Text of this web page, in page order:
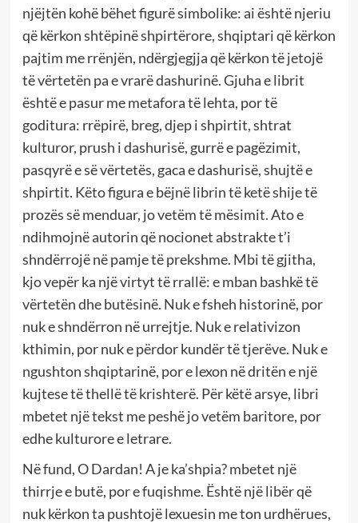
njëjtën kohë bëhet figurë simbolike: ai është njeriu
që kërkon shtëpinë shpirtërore, shqiptari që kërkon
pajtim me rrënjën, ndërgjegjja që kërkon të jetojë
të vërtetën pa e vrarë dashurinë. Gjuha e librit
është e pasur me metafora të lehta, por të
goditura: rrëpirë, breg, djep i shpirtit, shtrat
kulturor, prush i dashurisë, gurrë e pagëzimit,
pasqyrë e së vërtetës, gaca e dashurisë, shujtë e
shpirtit. Këto figura e bëjnë librin të ketë shije të
prozës së menduar, jo vetëm të mësimit. Ato e
ndihmojnë autorin që nocionet abstrakte t’i
shndërrojë në pamje të prekshme. Mbi të gjitha,
kjo vepër ka një virtyt të rrallë: e mban bashkë të
vërtetën dhe butësinë. Nuk e fsheh historinë, por
nuk e shndërron në urrejtje. Nuk e relativizon
kthimin, por nuk e përdor kundër të tjerëve. Nuk e
ngushton shqiptarinë, por e lexon në dritën e një
kujtese të thellë të krishterë. Për këtë arsye, libri
mbetet një tekst me peshë jo vetëm baritore, por
edhe kulturore e letrare.
Në fund, O Dardan! A je ka’shpia? mbetet një
thirrje e butë, por e fuqishme. Është një libër që
nuk kërkon ta pushtojë lexuesin me ton urdhërues,